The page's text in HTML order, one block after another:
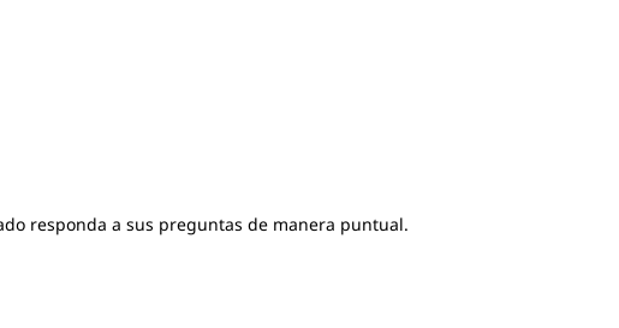
responda a sus preguntas de manera puntual.